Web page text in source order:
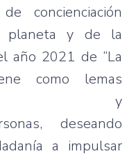
concienciación
planeta y de la
año 2021 de “La
como lemas
y
deseando
a impulsar